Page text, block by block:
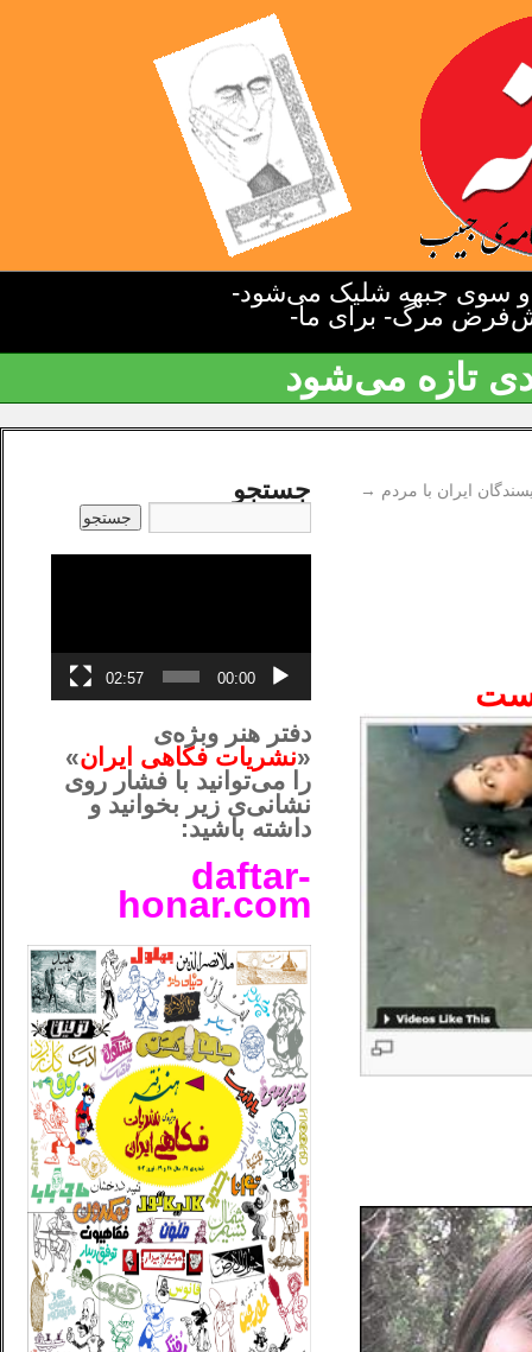
سوی جبهه شلیک می‌شود-
مرگ- برای ما-
تازه می‌شود
ایران با مردم → جستجو
00:00
02:57
دفتر هنر وبژه‌ی
«نشریات فکاهی ایران»
را می‌توانید با فشار روی
نشانی‌ی زیر بخوانید و
داشته باشید:
daftar-
honar.com